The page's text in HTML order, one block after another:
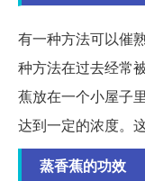
有一种方法可以催
种方法在过去经常
蕉放在一个小屋子
达到一定的浓度。
蒸香蕉的功效